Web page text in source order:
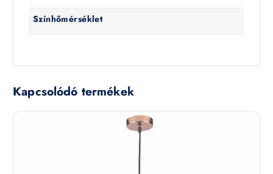
Színhőmérséklet
Kapcsolódó termékek